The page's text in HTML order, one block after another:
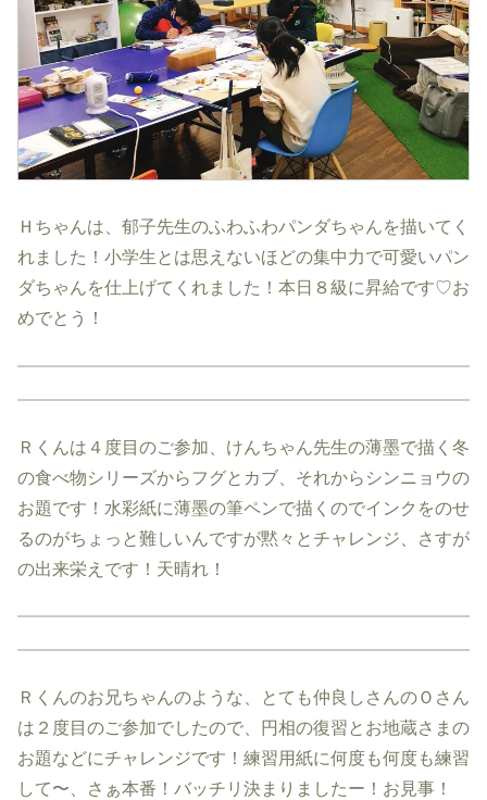
Ｈちゃんは、郁子先生のふわふわパンダちゃんを描いてく
れました！小学生とは思えないほどの集中力で可愛いパン
ダちゃんを仕上げてくれました！本日８級に昇給です♡お
めでとう！
Ｒくんは４度目のご参加、けんちゃん先生の薄墨で描く冬
の食べ物シリーズからフグとカブ、それからシンニョウの
お題です！水彩紙に薄墨の筆ペンで描くのでインクをのせ
るのがちょっと難しいんですが黙々とチャレンジ、さすが
の出来栄えです！天晴れ！
Ｒくんのお兄ちゃんのような、とても仲良しさんのＯさん
は２度目のご参加でしたので、円相の復習とお地蔵さまの
お題などにチャレンジです！練習用紙に何度も何度も練習
して〜、さぁ本番！バッチリ決まりましたー！お見事！